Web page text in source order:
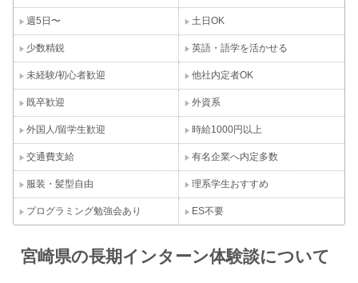
週5日〜 土日OK
少数精鋭 英語・語学を活かせる
未経験/初心者歓迎 他社内定者OK
既卒歓迎 外資系
外国人/留学生歓迎 時給1000円以上
交通費支給 有名企業へ内定多数
服装・髪型自由 理系学生おすすめ
プログラミング勉強会あり ES不要
宮崎県の長期インターン体験談について